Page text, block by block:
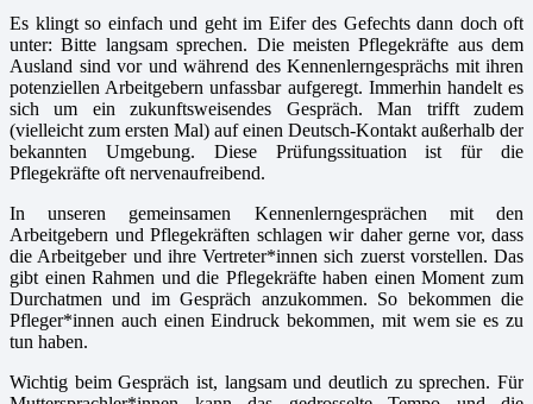
Es klingt so einfach und geht im Eifer des Gefechts dann doch oft
unter: Bitte langsam sprechen. Die meisten Pflegekräfte aus dem
Ausland sind vor und während des Kennenlerngesprächs mit ihren
potenziellen Arbeitgebern unfassbar aufgeregt. Immerhin handelt es
sich um ein zukunftsweisendes Gespräch. Man trifft zudem
(vielleicht zum ersten Mal) auf einen Deutsch-Kontakt außerhalb der
bekannten Umgebung. Diese Prüfungssituation ist für die
Pflegekräfte oft nervenaufreibend.
In unseren gemeinsamen Kennenlerngesprächen mit den
Arbeitgebern und Pflegekräften schlagen wir daher gerne vor, dass
die Arbeitgeber und ihre Vertreter*innen sich zuerst vorstellen. Das
gibt einen Rahmen und die Pflegekräfte haben einen Moment zum
Durchatmen und im Gespräch anzukommen. So bekommen die
Pfleger*innen auch einen Eindruck bekommen, mit wem sie es zu
tun haben.
Wichtig beim Gespräch ist, langsam und deutlich zu sprechen. Für